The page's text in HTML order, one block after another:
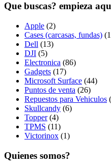
Que buscas? empieza
Apple (2)
Cases (carcasas, fundas)
Dell (13)
DJI (5)
Electronica (86)
Gadgets (17)
Microsoft Surface (44)
Puntos de venta (26)
Repuestos para Vehiculos
Skullcandy (6)
Topper (4)
TPMS (11)
Victorinox (1)
Quienes somos?